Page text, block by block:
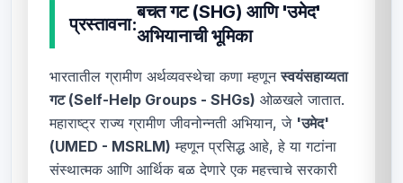
प्रस्तावना:
बचत गट (SHG) आणि 'उमेद'
अभियानाची भूमिका
भारतातील ग्रामीण अर्थव्यवस्थेचा कणा म्हणूनस्वयंसहाय्यता
गट (Self-Help Groups - SHGs) ओळखले जातात.
महाराष्ट्र राज्य ग्रामीण जीवनोन्नती अभियान, जे 'उमेद'
(UMED - MSRLM) म्हणून प्रसिद्ध आहे, हे या गटांना
संस्थात्मक आणि आर्थिक बळ देणारे एक महत्त्वाचे सरकारी